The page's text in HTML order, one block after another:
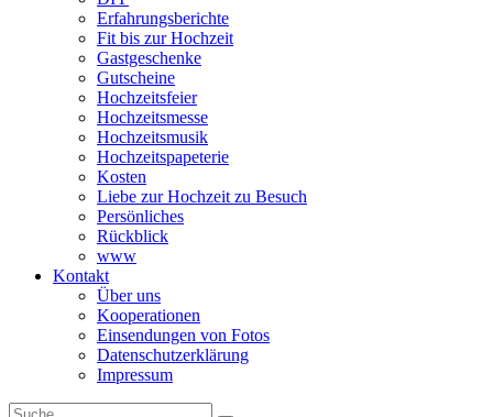
Erfahrungsberichte
Fit bis zur Hochzeit
Gastgeschenke
Gutscheine
Hochzeitsfeier
Hochzeitsmesse
Hochzeitsmusik
Hochzeitspapeterie
Kosten
Liebe zur Hochzeit zu Besuch
Persönliches
Rückblick
www
Kontakt
Über uns
Kooperationen
Einsendungen von Fotos
Datenschutzerklärung
Impressum